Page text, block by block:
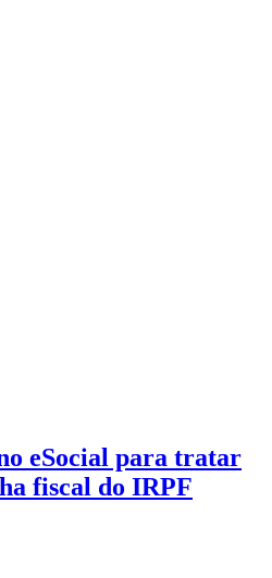
eSocial para tratar
fiscal do IRPF